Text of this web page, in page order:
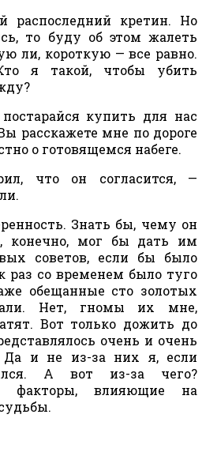
распоследний кретин. Но
то буду об этом жалеть
ли, короткую — все равно.
я такой, чтобы убить
купить для нас
расскажете мне по дороге
о готовящемся набеге.
что он согласится, —
Знать бы, чему он
конечно, мог бы дать им
советов, если бы было
раз со временем было туго
обещанные сто золотых
Нет, гномы их мне,
Вот только дожить до
очень и очень
Да и не из-за них я, если
А вот из-за чего?
факторы, влияющие на